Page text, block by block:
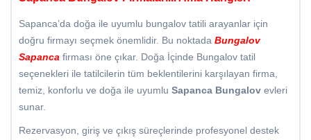
Sapanca’da doğa ile uyumlu bungalov tatili arayanlar için
doğru firmayı seçmek önemlidir. Bu noktada Bungalov
Sapanca firması öne çıkar. Doğa İçinde Bungalov tatil
seçenekleri ile tatilcilerin tüm beklentilerini karşılayan firma,
temiz, konforlu ve doğa ile uyumlu Sapanca Bungalov evleri
sunar.
Rezervasyon, giriş ve çıkış süreçlerinde profesyonel destek